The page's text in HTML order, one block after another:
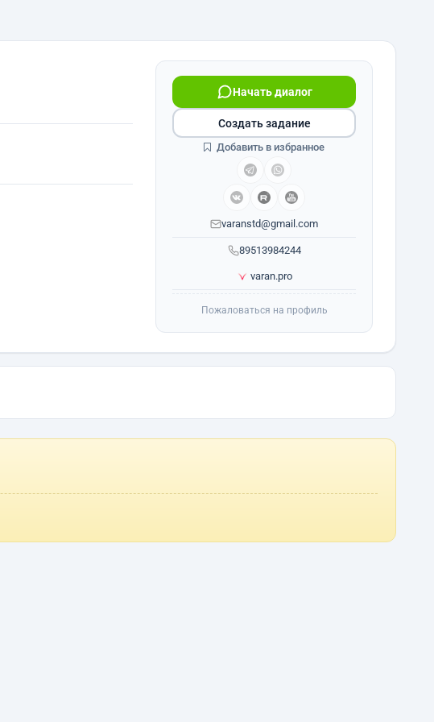
89513984244
Начать диалог
varanstd@gmail.com
varan.pro
Создать задание
Добавить в избранное
Пожаловаться на профиль